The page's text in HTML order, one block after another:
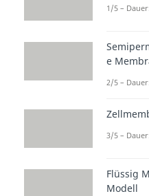
Primäre
Schon
in der
1/5 –
e
2/5 –
3/5 –
Flüssig
Modell